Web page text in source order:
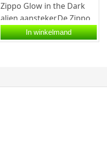
Zippo Glow in the Dark
alien aansteker.De Zippo
Glow in the Dark alien
aansteker heeft een...
In winkelmand